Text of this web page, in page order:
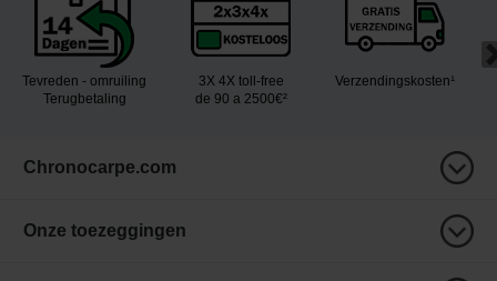
Tevreden - omruiling
Terugbetaling
3X 4X toll-free
de 90 a 2500€²
Verzendingskosten¹
Chronocarpe.com
Onze toezeggingen